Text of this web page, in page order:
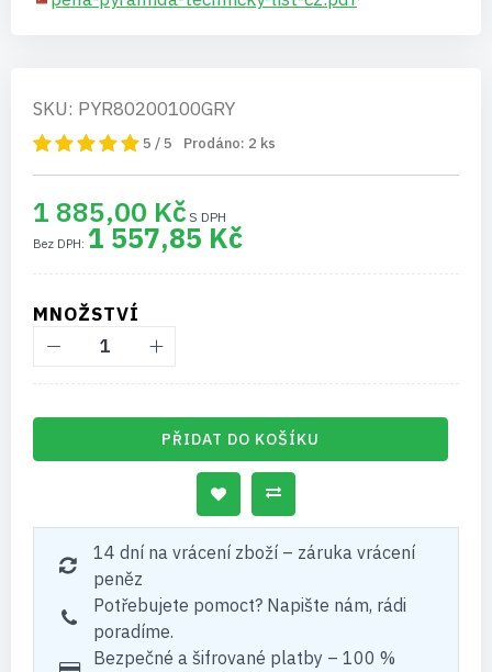
SKU: PYR80200100GRY
5 / 5 Prodáno: 2 ks
1 885,00 Kč
1 557,85 Kč
MNOŽSTVÍ
PŘIDAT DO KOŠÍKU
14 dní na vrácení zboží – záruka vrácení
peněz
Potřebujete pomoct? Napište nám, rádi
poradíme.
Bezpečné a šifrované platby – 100 %